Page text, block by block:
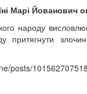
Марі Йованович
народу
притягнути
posts/